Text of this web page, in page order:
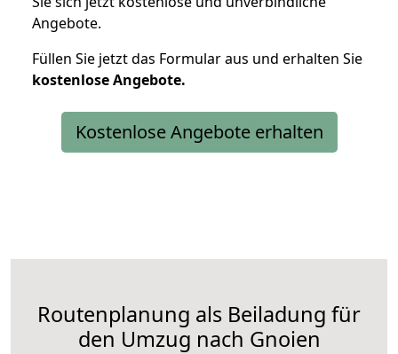
Angebote.
Füllen Sie jetzt das Formular aus und erhalten Sie
kostenloseAngebote.
Kostenlose Angebote erhalten
Routenplanung als Beiladung für
den Umzug nach Gnoien